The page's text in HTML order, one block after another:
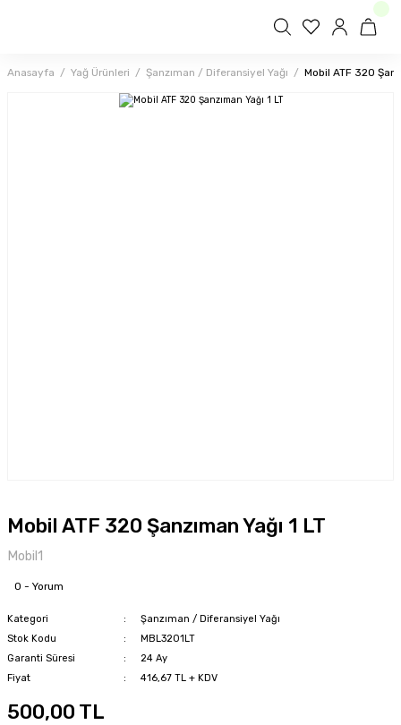
Anasayfa Yağ Ürünleri Şanzıman / Diferansiyel Yağı Mobil ATF 320
Mobil ATF 320 Şanzıman Yağı 1 LT
Mobil1
0 - Yorum
Kategori
Şanzıman / Diferansiyel Yağı
Stok Kodu
MBL3201LT
Garanti Süresi
24 Ay
Fiyat
416,67 TL + KDV
500,00 TL